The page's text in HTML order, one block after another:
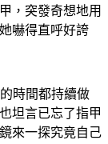
，突發奇想地用
嚇得直呼好誇
時間都持續做
坦言已忘了指甲
來一探究竟自己